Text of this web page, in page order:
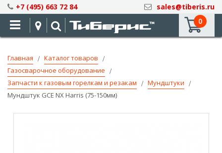
Skip
to
Content
+7 (495) 663 72 84
sales@tiberis.ru
0
Главная
Каталог товаров
Газосварочное оборудование
Запчасти к газовым горелкам и резакам
Мундштуки
Мундштук GCE NX Harris (75-150мм)